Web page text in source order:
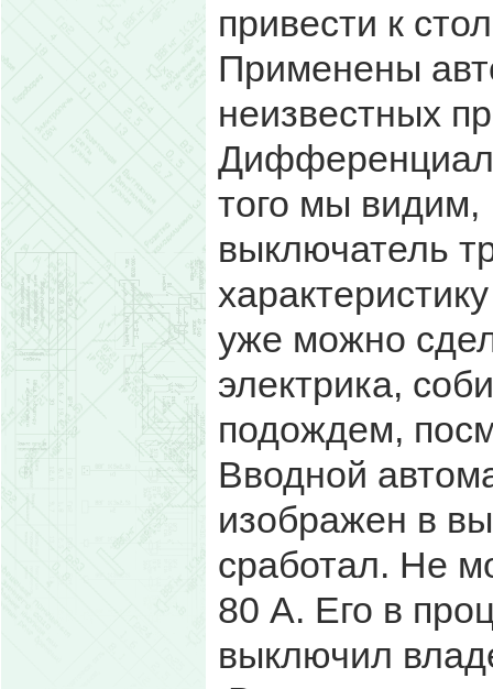
привести к
Применены
неизвестных
того мы видим,
выключатель
уже можно
электрика,
подождем,
Вводной
изображен в
сработал. Не
80 А. Его в
выключил